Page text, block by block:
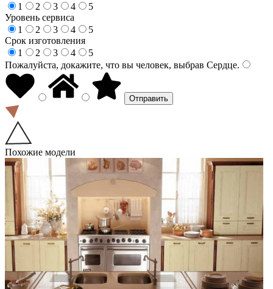
1
2 3 4
5
Уровень сервиса
1
2 3 4
5
Срок изготовления
1
2 3 4
5
Пожалуйста, докажите, что вы человек, выбрав Сердце.
Похожие модели